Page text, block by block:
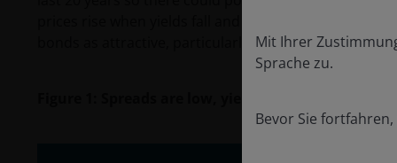
bonds as attractive, particularly with the US Federal
Mit Ihrer
Sprache zu.
Bevor Sie